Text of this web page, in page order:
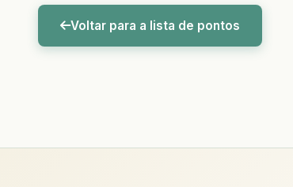
Voltar para a lista de pontos